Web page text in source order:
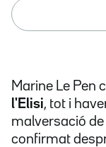
Marine Le Pen
l'Elisi, tot i
malversació de
confirmat